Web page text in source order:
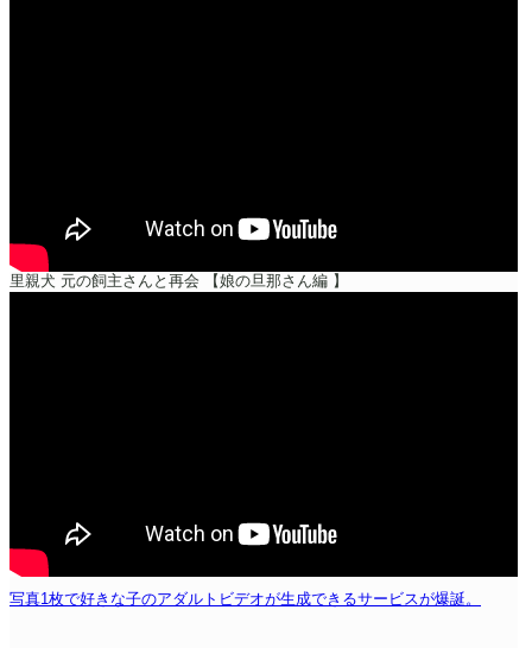
里親犬 元の飼主さんと再会 【娘の旦那さん編 】
写真1枚で好きな子のアダルトビデオが生成できるサービスが爆誕。